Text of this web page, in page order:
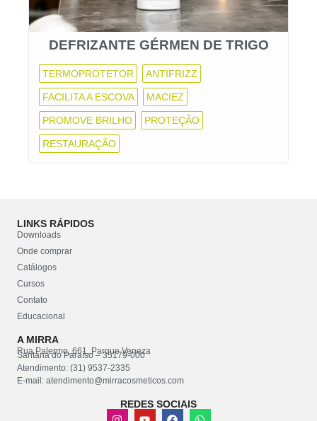
DEFRIZANTE GÉRMEN DE TRIGO
TERMOPROTETOR ANTIFRIZZ
FACILITA A ESCOVA MACIEZ
PROMOVE BRILHO PROTEÇÃO
RESTAURAÇÃO
LINKS RÁPIDOS
Downloads
Onde comprar
Catálogos
Cursos
Contato
Educacional
A MIRRA
Rua Palermo, 661, Parque Veneza
Santana do Paraíso – 35179-000
Atendimento: (31) 9537-2335
E-mail: atendimento@mirracosmeticos.com
REDES SOCIAIS